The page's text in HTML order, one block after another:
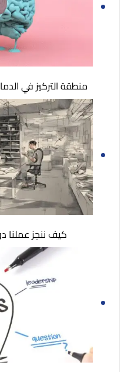
منطقة التركيز في
كيف ننجز عملنا